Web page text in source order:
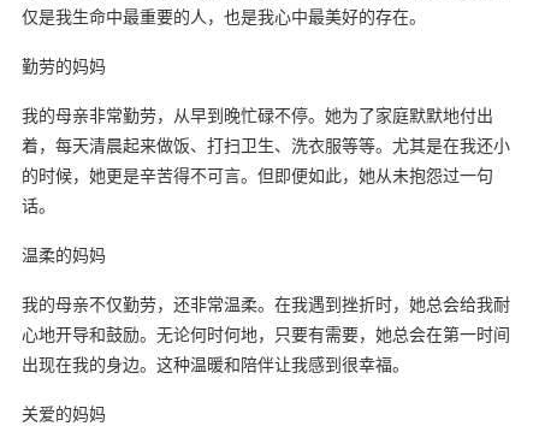
仅是我生命中最重要的人，也是我心中最美好的存在。
勤劳的妈妈
我的母亲非常勤劳，从早到晚忙碌不停。她为了家庭默默地付出
着，每天清晨起来做饭、打扫卫生、洗衣服等等。尤其是在我还小
的时候，她更是辛苦得不可言。但即便如此，她从未抱怨过一句
话。
温柔的妈妈
我的母亲不仅勤劳，还非常温柔。在我遇到挫折时，她总会给我耐
心地开导和鼓励。无论何时何地，只要有需要，她总会在第一时间
出现在我的身边。这种温暖和陪伴让我感到很幸福。
关爱的妈妈